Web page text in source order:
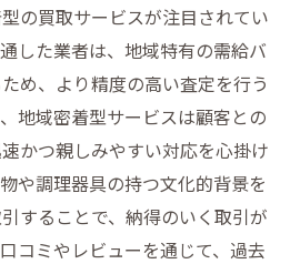
を知る山形市での買取事例
例から学ぶ価値の見極め方
額買取のポイント
向に基づく正確な査定
価値を引き出す方法
取事例に見る成功例
共に発見される価値
の買取サービスが注目されてい
した業者は、地域特有の需給バ
め、より精度の高い査定を行う
地域密着型サービスは顧客との
かつ親しみやすい対応を心掛け
や調理器具の持つ文化的背景を
することで、納得のいく取引が
コミやレビューを通じて、過去